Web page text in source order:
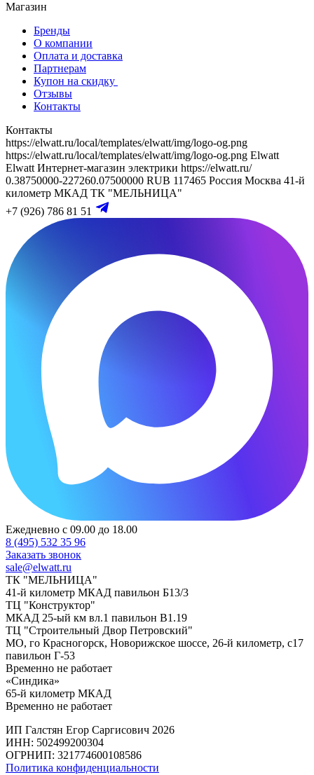
Магазин
Бренды
О компании
Оплата и доставка
Партнерам
Купон на скидку
Отзывы
Контакты
Контакты
https://elwatt.ru/local/templates/elwatt/img/logo-og.png
https://elwatt.ru/local/templates/elwatt/img/logo-og.png Elwatt
Elwatt Интернет-магазин электрики https://elwatt.ru/
0.38750000-227260.07500000 RUB 117465 Россия Москва 41-й
километр МКАД ТК "МЕЛЬНИЦА"
+7 (926) 786 81 51
Ежедневно с 09.00 до 18.00
8 (495) 532 35 96
Заказать звонок
sale@elwatt.ru
ТК "МЕЛЬНИЦА"
41-й километр МКАД павильон Б13/3
ТЦ "Конструктор"
МКАД 25-ый км вл.1 павильон В1.19
ТЦ "Строительный Двор Петровский"
МО, го Красногорск, Новорижское шоссе, 26-й километр, с17
павильон Г-53
Временно не работает
«Синдика»
65-й километр МКАД
Временно не работает
ИП Галстян Егор Саргисович 2026
ИНН: 502499200304
ОГРНИП: 321774600108586
Политика конфиденциальности